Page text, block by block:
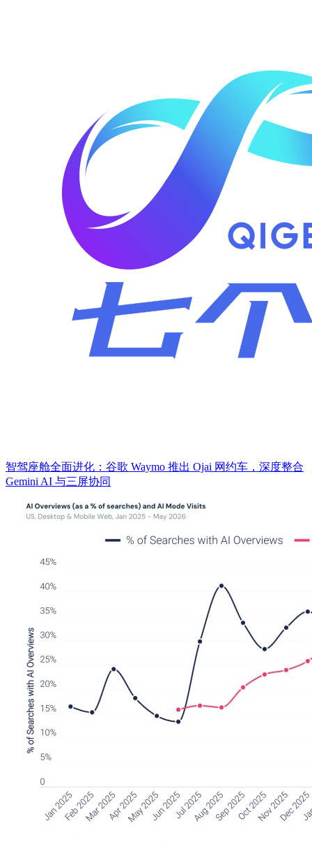
智驾座舱全面进化：谷歌 Waymo 推出 Ojai 网约车，深度整合
Gemini AI 与三屏协同